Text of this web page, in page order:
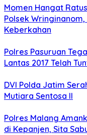
Momen Hangat
Polsek
Keberkahan
Polres Pasuruan
Lantas 2017 Telah
DVI Polda Jatim
Mutiara Sentosa II
Polres Malang
di Kepanjen, Sita